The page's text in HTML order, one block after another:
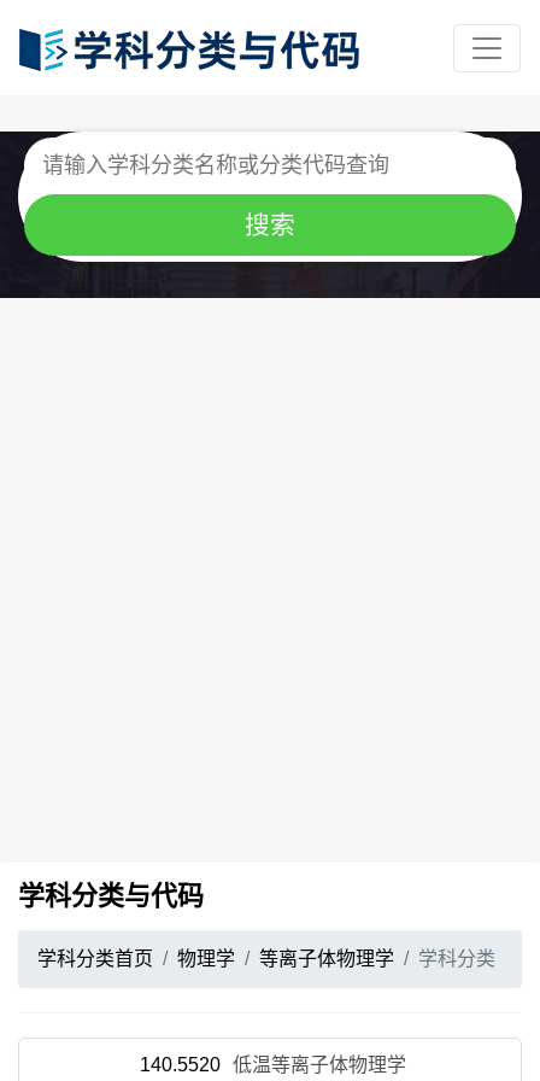
学科分类与代码
学科分类首页 物理学 等离子体物理学 学科分类
140.5520 低温等离子体物理学